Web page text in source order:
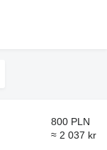
800 PLN
≈ 2 037 kr